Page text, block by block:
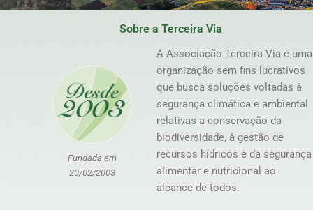
Sobre a Terceira Via
Fundada em
20/02/2003
A Associação Terceira Via é uma
organização sem fins lucrativos
que busca soluções voltadas à
segurança climática e ambiental
relativas a conservação da
biodiversidade, à gestão de
recursos hídricos e da segurança
alimentar e nutricional ao
alcance de todos.